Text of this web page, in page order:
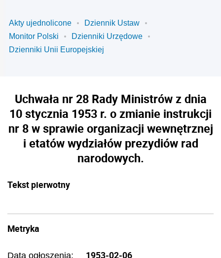
Akty ujednolicone
Dziennik Ustaw
Monitor Polski
Dzienniki Urzędowe
Dzienniki Unii Europejskiej
Uchwała nr 28 Rady Ministrów z dnia
10 stycznia 1953 r. o zmianie instrukcji
nr 8 w sprawie organizacji wewnętrznej
i etatów wydziałów prezydiów rad
narodowych.
Tekst pierwotny
Metryka
Data ogłoszenia: 1953-02-06